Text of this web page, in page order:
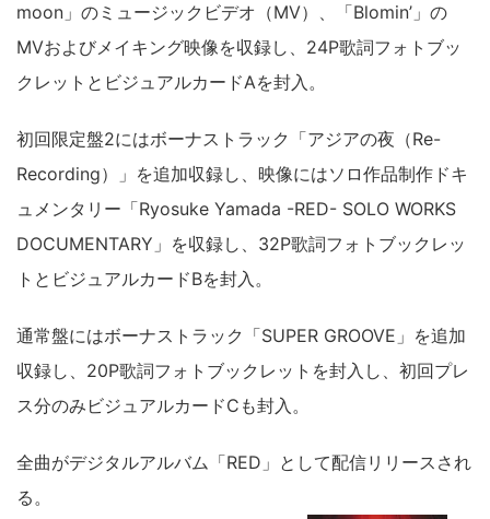
moon」のミュージックビデオ（MV）、「Blomin’」の
MVおよびメイキング映像を収録し、24P歌詞フォトブッ
クレットとビジュアルカードAを封入。
初回限定盤2にはボーナストラック「アジアの夜（Re-
Recording）」を追加収録し、映像にはソロ作品制作ドキ
ュメンタリー「Ryosuke Yamada -RED- SOLO WORKS
DOCUMENTARY」を収録し、32P歌詞フォトブックレッ
トとビジュアルカードBを封入。
通常盤にはボーナストラック「SUPER GROOVE」を追加
収録し、20P歌詞フォトブックレットを封入し、初回プレ
ス分のみビジュアルカードCも封入。
全曲がデジタルアルバム「RED」として配信リリースされ
る。